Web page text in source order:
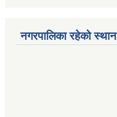
नगरपालिका रहेको स्थान